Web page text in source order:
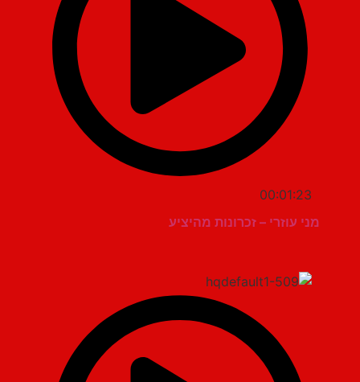
00:01:23
מני עוזרי – זכרונות מהיציע